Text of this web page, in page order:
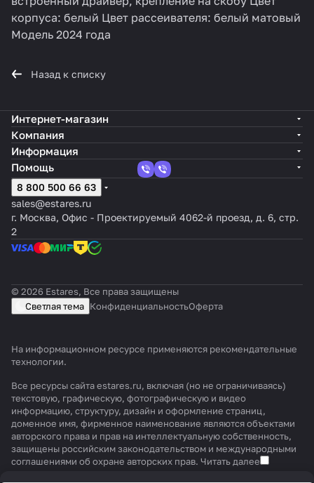
корпуса: белый Цвет рассеивателя: белый матовый
Модель 2024 года
Назад к списку
Интернет-магазин
Компания
Информация
Помощь
8 800 500 66 63
sales@estares.ru
г. Москва, Офис - Проектируемый 4062-й проезд, д. 6, стр.
2
© 2026 Estares, Все права защищены
Светлая тема КонфиденциальностьОферта
На информационном ресурсе применяются рекомендательные
технологии.
Все ресурсы сайта estares.ru, включая (но не ограничиваясь)
текстовую, графическую, фотографическую и видео
информацию, структуру, дизайн и оформление страниц,
доменное имя, фирменное наименование являются объектами
авторского права и прав на интеллектуальную собственность,
защищены российским законодательством и международными
соглашениями об охране авторских прав. Читать далее